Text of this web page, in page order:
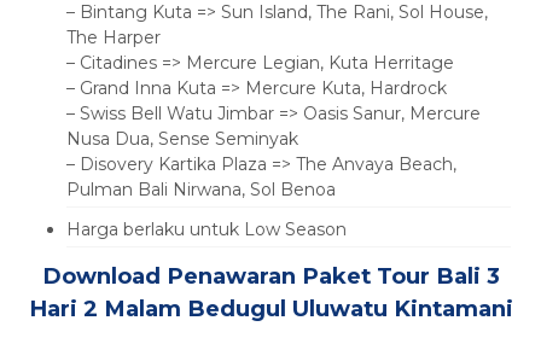
– Bintang Kuta => Sun Island, The Rani, Sol House,
The Harper
– Citadines => Mercure Legian, Kuta Herritage
– Grand Inna Kuta => Mercure Kuta, Hardrock
– Swiss Bell Watu Jimbar => Oasis Sanur, Mercure
Nusa Dua, Sense Seminyak
– Disovery Kartika Plaza => The Anvaya Beach,
Pulman Bali Nirwana, Sol Benoa
Harga berlaku untuk Low Season
Download Penawaran Paket Tour Bali 3
Hari 2 Malam Bedugul Uluwatu Kintamani